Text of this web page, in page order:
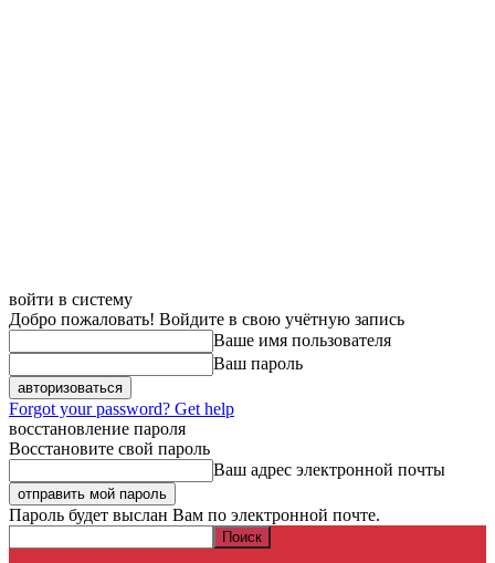
войти в систему
Добро пожаловать! Войдите в свою учётную запись
Ваше имя пользователя
Ваш пароль
Forgot your password? Get help
восстановление пароля
Восстановите свой пароль
Ваш адрес электронной почты
Пароль будет выслан Вам по электронной почте.